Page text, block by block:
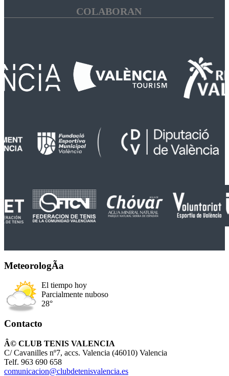
COLABORAN
MeteorologÃ­a
El tiempo hoy
Parcialmente nuboso
28°
Contacto
Â© CLUB TENIS VALENCIA
C/ Cavanilles nº7, accs. Valencia (46010) Valencia
Telf. 963 690 658
comunicacion@clubdetenisvalencia.es